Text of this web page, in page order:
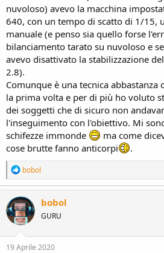
nuvoloso) avevo la macchina
640, con un tempo di scatto di 1/15,
manuale (e penso sia quello forse
bilanciamento tarato su nuvoloso e
avevo disattivato la stabilizzazione
2.8).
Comunque è una tecnica abbastanza
la prima volta e per di più ho voluto
dei soggetti che di sicuro non
l'inseguimento con l'obiettivo. Mi
schifezze immonde
ma come
cose brutte fanno anticorpi
.
R
e
a
c
t
i
o
n
s
bobol
bobol
GURU
19 Aprile 2020